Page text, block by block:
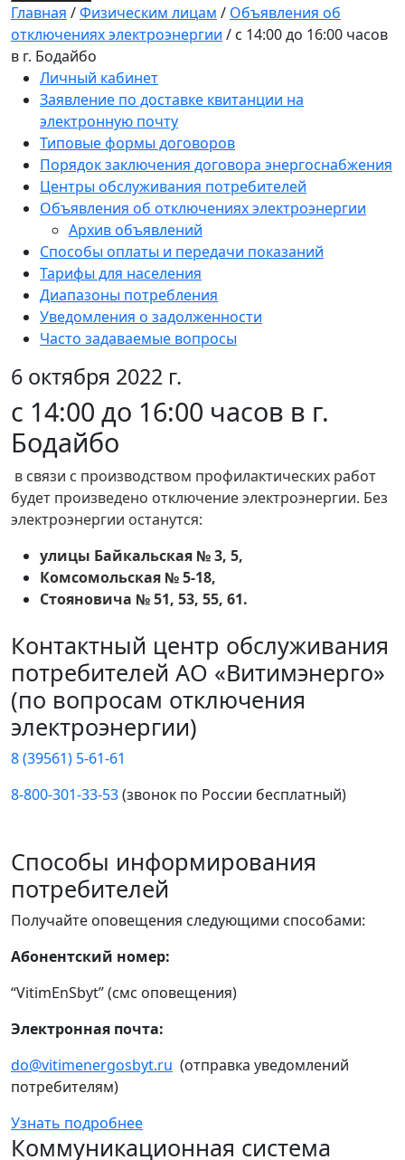
Главная /Физическим лицам / Объявления об
отключениях электроэнергии / с 14:00 до 16:00 часов
в г. Бодайбо
Личный кабинет
Заявление по доставке квитанции на
электронную почту
Типовые формы договоров
Порядок заключения договора энергоснабжения
Центры обслуживания потребителей
Объявления об отключениях электроэнергии
Архив объявлений
Способы оплаты и передачи показаний
Тарифы для населения
Диапазоны потребления
Уведомления о задолженности
Часто задаваемые вопросы
6 октября 2022 г.
с 14:00 до 16:00 часов в г.
Бодайбо
в связи с производством профилактических работ
будет произведено отключение электроэнергии. Без
электроэнергии останутся:
улицы Байкальская № 3, 5,
Комсомольская № 5-18,
Стояновича № 51, 53, 55, 61.
Контактный центр обслуживания
потребителей АО «Витимэнерго»
(по вопросам отключения
электроэнергии)
8 (39561) 5-61-61
8-800-301-33-53(звонок по России бесплатный)
Способы информирования
потребителей
Получайте оповещения следующими способами:
Абонентский номер:
“VitimEnSbyt” (смс оповещения)
Электронная почта:
do@vitimenergosbyt.ru (отправка уведомлений
потребителям)
Узнать подробнее
Коммуникационная система